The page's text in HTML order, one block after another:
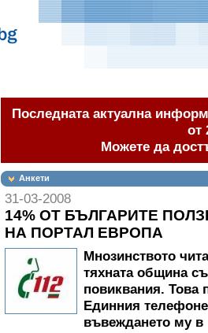
Последната актуална
от
Можете да
Анкети
31-03-2008
14% ОТ БЪЛГАРИТЕ
НА ПОРТАЛ ЕВРОПА
Мнозинството
тяхната община
повиквания. Това
Единния
въвеждането му в